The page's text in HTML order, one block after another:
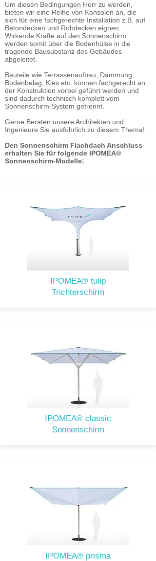
Um diesen Bedingungen Herr zu werden,
bieten wir eine Reihe von Konsolen an, die
sich für eine fachgerechte Installation z.B. auf
Betondecken und Rohdecken eignen.
Wirkende Kräfte auf den Sonnenschirm
werden somit über die Bodenhülse in die
tragende Bausubstanz des Gebäudes
abgeleitet.
Bauteile wie Terrassenaufbau, Dämmung,
Bodenbelag, Kies etc. können fachgerecht an
der Konstruktion vorbei geführt werden und
sind dadurch technisch komplett vom
Sonnenschirm-System getrennt.
Gerne Beraten unsere Architekten und
Ingenieure Sie ausführlich zu diesem Thema!
Den Sonnenschirm Flachdach Anschluss
erhalten Sie für folgende IPOMEA®
Sonnenschirm-Modelle:
IPOMEA® tulip
Trichterschirm
IPOMEA® classic
Sonnenschirm
IPOMEA® prisma